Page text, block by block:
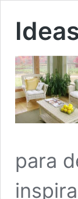
para